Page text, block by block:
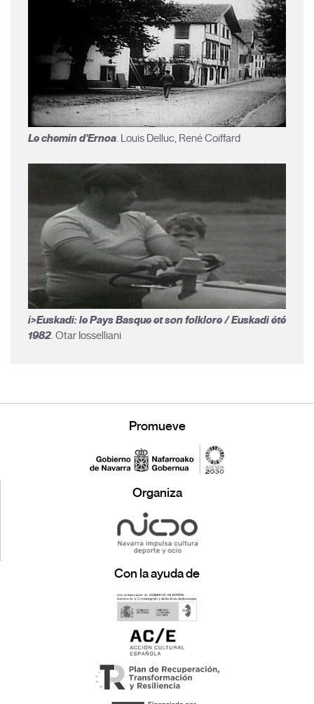
Le chemin d'Ernoa. Louis Delluc, René Coiffard
i>Euskadi: le Pays Basque et son folklore / Euskadi été
1982. Otar Iosselliani
Promueve
Organiza
Con la ayuda de